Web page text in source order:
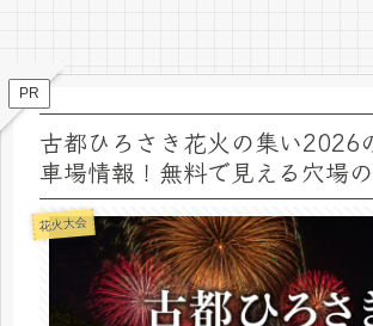
PR
古都ひろさき花火の集い2026
車場情報！無料で見える穴場
花火大会